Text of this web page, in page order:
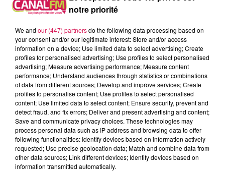
6h00 - 9h00
Le réveil de Canal FM
6h35
6h35 6h28
6h28 6h24
6h24
notre priorité
We and our (447) partnersdo the following data processing based on
your consent and/or our legitimate interest: Store and/or access
information on a device; Use limited data to select advertising; Create
profiles for personalised advertising; Use profiles to select personalised
advertising; Measure advertising performance; Measure content
performance; Understand audiences through statistics or combinations
of data from different sources; Develop and improve services; Create
profiles to personalise content; Use profiles to select personalised
content; Use limited data to select content; Ensure security, prevent and
detect fraud, and fix errors; Deliver and present advertising and content;
Save and communicate privacy choices. These technologies may
process personal data such as IP address and browsing data to offer
following functionalities: Identify devices based on information actively
requested; Use precise geolocation data; Match and combine data from
other data sources; Link different devices; Identify devices based on
information transmitted automatically.